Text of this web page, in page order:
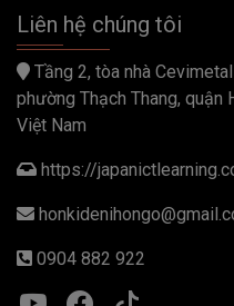
Liên hệ chúng tôi
Tầng 2, tòa nhà
phường Thạch Thang, quận
Việt Nam
https://
0904 882 922